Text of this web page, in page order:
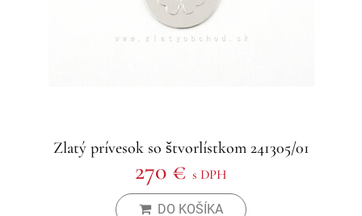
Zlatý prívesok so štvorlístkom 241305/01
270 € s DPH
DO KOŠÍKA